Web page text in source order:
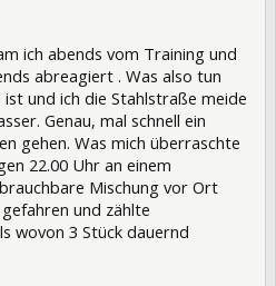
ich abends vom Training und
abreagiert . Was also tun
und ich die Stahlstraße meide
Genau, mal schnell ein
gehen. Was mich überraschte
22.00 Uhr an einem
Mischung vor Ort
und zählte
wovon 3 Stück dauernd